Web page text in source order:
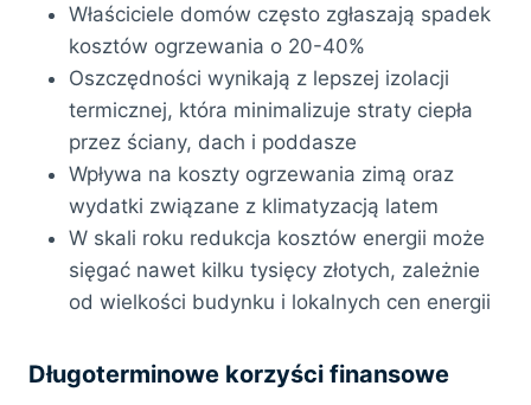
Właściciele domów często zgłaszają spadek
kosztów ogrzewania o 20-40%
Oszczędności wynikają z lepszej izolacji
termicznej, która minimalizuje straty ciepła
przez ściany, dach i poddasze
Wpływa na koszty ogrzewania zimą oraz
wydatki związane z klimatyzacją latem
W skali roku redukcja kosztów energii może
sięgać nawet kilku tysięcy złotych, zależnie
od wielkości budynku i lokalnych cen energii
Długoterminowe korzyści finansowe